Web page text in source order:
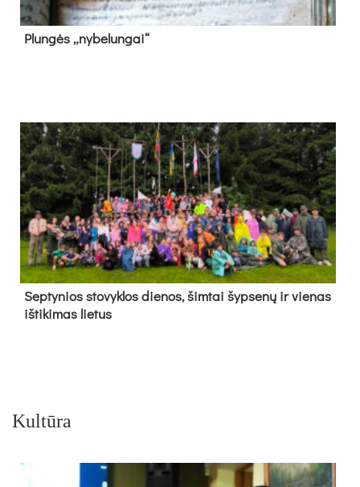
Plun­gės „ny­be­lun­gai“
Sep­ty­nios sto­vyk­los die­nos, šim­tai šyp­se­nų ir vie­nas
iš­ti­ki­mas lie­tus
Kultūra